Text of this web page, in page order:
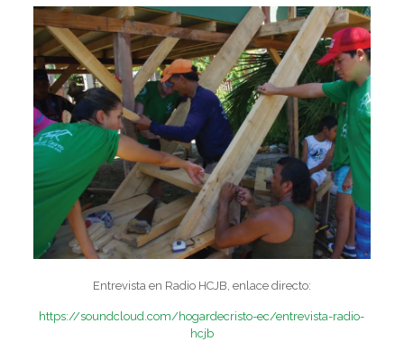
Entrevista en Radio HCJB, enlace directo:
https://soundcloud.com/hogardecristo-ec/entrevista-radio-
hcjb